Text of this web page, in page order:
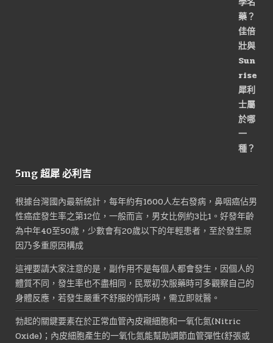
5mg 超犀 必利吉
根據台灣國內最新統計，每年約有1600人左右發病，鼻咽癌佔男
性癌症發生率之第12位，一般而言，男女比例約3比1。好發年齡
為中年40至50歲，少數會有20歲以下的年輕患者，至於發生原
因乃多重原因構成
這裡要請大家注意的是，副作用不是每個人都會發生，因個人的
體質不同，發生率也不盡相同，民眾初次服藥時可多觀察自己的
身體反應，若發生嚴重不舒服的情形時，需立即就醫。
勃起的關鍵要素在於正常血管內皮襯細胞和一氧化氮(Nitric
Oxide)；內皮細胞產生的一氧化氮能幫助調節血管彈性(舒張或